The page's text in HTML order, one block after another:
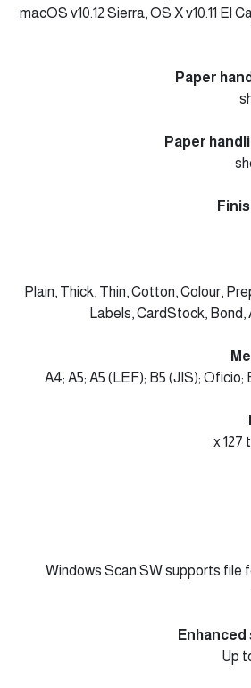
macOS v10.12 Sierra, OS X v10.11 El
Paper
Paper
Plain, Thick, Thin, Cotton, Colour,
Labels, CardStock, Bond,
A4; A5; A5 (LEF); B5 (JIS); Oficio;
Windows Scan SW supports file
Up